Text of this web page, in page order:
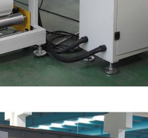
Αφήστε ένα μήνυμα
We bellen je snel terug!